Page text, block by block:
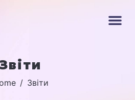
Звіти
Звіти